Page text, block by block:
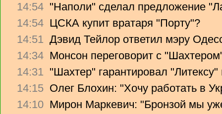
14:54 "Наполи" сделал предложение
14:54 ЦСКА купит вратаря "Порту"?
14:51 Дэвид Тейлор ответил мэру
14:34 Монсон переговорит с
14:31 "Шахтер" гарантировал
14:15 Олег Блохин: "Хочу работать в
14:10 Мирон Маркевич: "Бронзой мы